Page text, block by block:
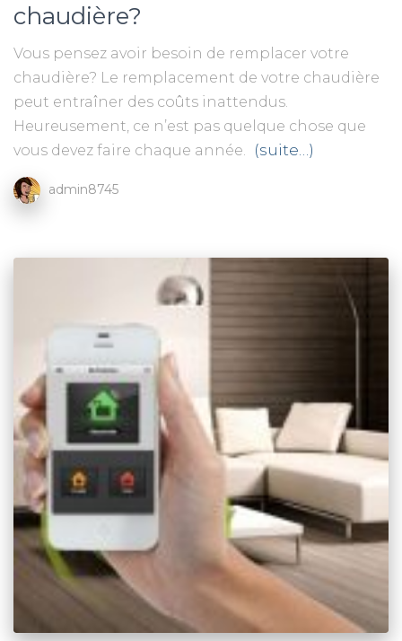
chaudière?
Vous pensez avoir besoin de remplacer votre
chaudière? Le remplacement de votre chaudière
peut entraîner des coûts inattendus.
Heureusement, ce n’est pas quelque chose que
vous devez faire chaque année.
(suite…)
admin8745